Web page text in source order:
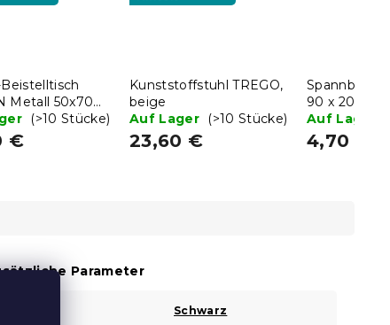
Metall 50x70
(>10 Stücke)
€
Kunststoffstuhl TREGO,
beige
Auf Lager
(>10 Stücke)
23,60 €
90 x 200 cm
Auf Lager
4,70 €
Parameter
Schwarz